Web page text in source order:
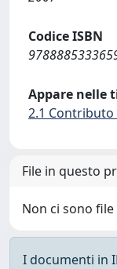
Codice ISBN
Appare nelle
2.1 Contributo
File in questo
Non ci sono
I documenti in